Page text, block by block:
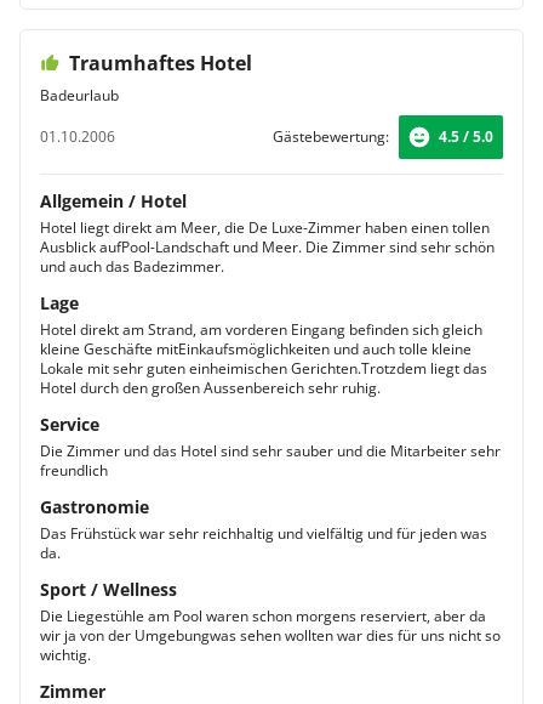
Traumhaftes Hotel
Badeurlaub
01.10.2006
Gästebewertung: 4.5 / 5.0
Allgemein / Hotel
Hotel liegt direkt am Meer, die De Luxe-Zimmer haben einen tollen
Ausblick aufPool-Landschaft und Meer. Die Zimmer sind sehr schön
und auch das Badezimmer.
Lage
Hotel direkt am Strand, am vorderen Eingang befinden sich gleich
kleine Geschäfte mitEinkaufsmöglichkeiten und auch tolle kleine
Lokale mit sehr guten einheimischen Gerichten.Trotzdem liegt das
Hotel durch den großen Aussenbereich sehr ruhig.
Service
Die Zimmer und das Hotel sind sehr sauber und die Mitarbeiter sehr
freundlich
Gastronomie
Das Frühstück war sehr reichhaltig und vielfältig und für jeden was
da.
Sport / Wellness
Die Liegestühle am Pool waren schon morgens reserviert, aber da
wir ja von der Umgebungwas sehen wollten war dies für uns nicht so
wichtig.
Zimmer